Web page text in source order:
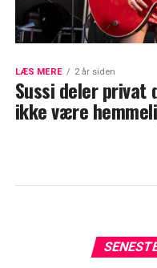
LÆS MERE 2 år siden
Sussi deler privat
ikke være